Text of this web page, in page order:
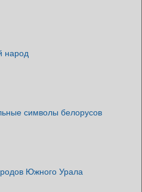
народ
символы белорусов
Южного Урала